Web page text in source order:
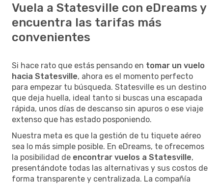
Vuela a Statesville con eDreams y
encuentra las tarifas más
convenientes
Si hace rato que estás pensando en tomar un vuelo
hacia Statesville, ahora es el momento perfecto
para empezar tu búsqueda. Statesville es un destino
que deja huella, ideal tanto si buscas una escapada
rápida, unos días de descanso sin apuros o ese viaje
extenso que has estado posponiendo.
Nuestra meta es que la gestión de tu tiquete aéreo
sea lo más simple posible. En eDreams, te ofrecemos
la posibilidad de encontrar vuelos a Statesville,
presentándote todas las alternativas y sus costos de
forma transparente y centralizada. La compañía